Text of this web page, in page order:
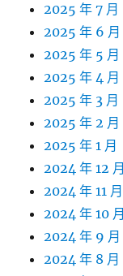
2025 年 7 月
2025 年 6 月
2025 年 5 月
2025 年 4 月
2025 年 3 月
2025 年 2 月
2025 年 1 月
2024 年 12 月
2024 年 11 月
2024 年 10 月
2024 年 9 月
2024 年 8 月